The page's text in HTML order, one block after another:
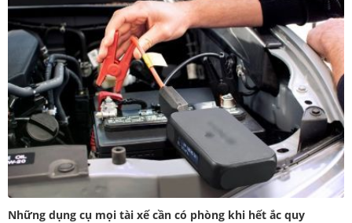
Những dụng cụ mọi tài xế cần có phòng khi hết ắc quy